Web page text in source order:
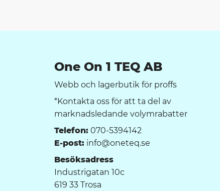
One On 1 TEQ AB
Webb och lagerbutik för proffs
*Kontakta oss för att ta del av
marknadsledande volymrabatter
Telefon: 070-5394142
E-post: info@oneteq.se
Besöksadress
Industrigatan 10c
619 33 Trosa